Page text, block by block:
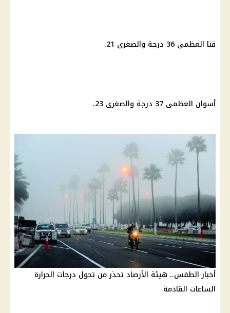
قنا العظمى 36 درجة والصغرى 21.
أسوان العظمى 37 درجة والصغرى 23.
أخبار الطقس.. هيئة الأرصاد تحذر من تحول درجات الحرارة
الساعات القادمة